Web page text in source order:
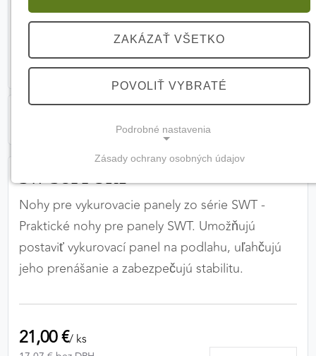
SW-SUPPORT
Nohy pre vykurovacie panely zo série SWT -
Praktické nohy pre panely SWT. Umožňujú
postaviť vykurovací panel na podlahu, uľahčujú
jeho prenášanie a zabezpečujú stabilitu.
21,00 €/ ks
ZAKÁZAŤ VŠETKO
POVOLIŤ VYBRATÉ
Podrobné nastavenia
Tieto cookies sú potrebné na správne fungovanie
webovej stránky a bez nich by nebolo možné
zabezpečiť jej plnú funkčnosť.
PREFERENČNÉ COOKIES
Zásady ochrany osobných údajov